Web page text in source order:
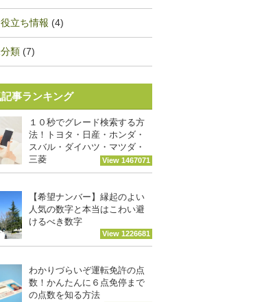
立ち情報 (4)
類 (7)
記事ランキング
１０秒でグレード検索する方
法！トヨタ・日産・ホンダ・
スバル・ダイハツ・マツダ・
三菱
View 1467071
【希望ナンバー】縁起のよい
人気の数字と本当はこわい避
けるべき数字
View 1226681
わかりづらいぞ運転免許の点
数！かんたんに６点免停まで
の点数を知る方法